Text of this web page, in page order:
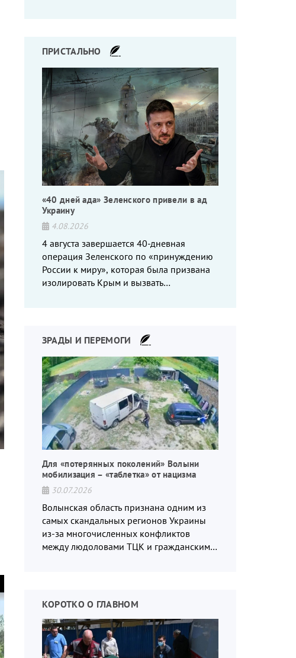
ПРИСТАЛЬНО
«40 дней ада» Зеленского привели в ад
Украину
4.08.2026
4 августа завершается 40-дневная
операция Зеленского по «принуждению
России к миру», которая была призвана
изолировать Крым и вызвать
ЗРАДЫ И ПЕРЕМОГИ
Для «потерянных поколений» Волыни
мобилизация – «таблетка» от нацизма
30.07.2026
Волынская область признана одним из
самых скандальных регионов Украины
из-за многочисленных конфликтов
между людоловами ТЦК и гражданским
КОРОТКО О ГЛАВНОМ